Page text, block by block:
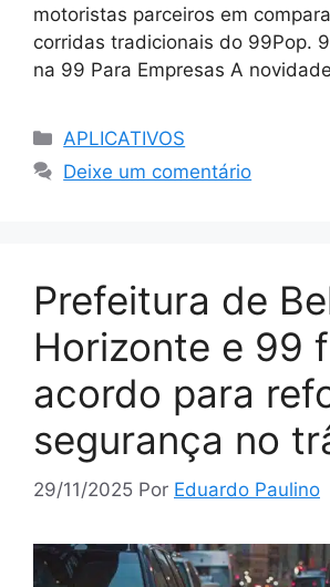
motoristas parceiros em
corridas tradicionais do 99Pop.
na 99 Para Empresas A
Categorias
APLICATIVOS
Deixe um comentário
Prefeitura de
Horizonte e 99
acordo para
segurança no
29/11/2025 Por Eduardo Paulino